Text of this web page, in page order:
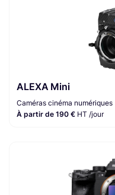
ALEXA Mini
Caméras cinéma numériques
À partir de 190 € HT /jour